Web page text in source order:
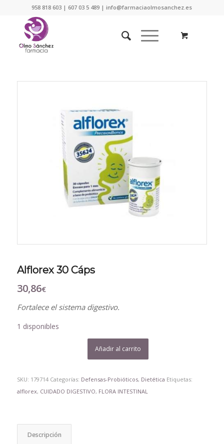
958 818 603 | 607 03 5 489 | info@farmaciaolmosanchez.es
Alflorex 30 Cáps
30,86€
Fortalece el sistema digestivo.
1 disponibles
Añadir al carrito
SKU: 179714 Categorías: Defensas-Probióticos, Dietética Etiquetas:
alflorex, CUIDADO DIGESTIVO, FLORA INTESTINAL
Descripción